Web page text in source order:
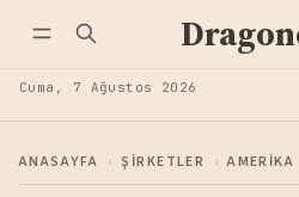
Cuma, 7 Ağustos 2026
ANASAYFA › ŞIRKETLER › AMERIKA